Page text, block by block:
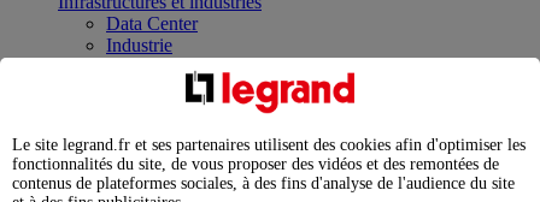
Data Center
Industrie
Infrastructures
Contrôler et planifier le fonctionnement des appareils
Répartir et optimiser son tableau électrique
Legrand Data Center Solutions : concentrer les
expertises au service de vos performances
Le site legrand.fr et ses partenaires utilisent des cookies afin d'optimiser les
fonctionnalités du site, de vous proposer des vidéos et des remontées de
contenus de plateformes sociales, à des fins d'analyse de l'audience du site